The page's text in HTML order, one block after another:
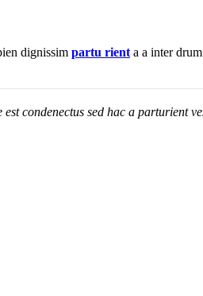
dignissim partu rient a a inter
condenectus sed hac a parturient